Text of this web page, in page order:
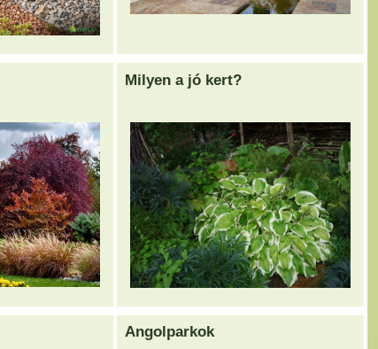
Milyen a jó kert?
Angolparkok